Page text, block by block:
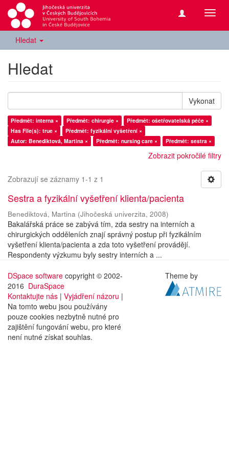
Hledat
Hledat
Vykonat
Předmět: interna × Předmět: chirurgie ×
Předmět: ošetřovatelská péče ×
Has File(s): true ×
Předmět: fyzikální vyšetření ×
Autor: Benediktová, Martina ×
Předmět: nursing care × Předmět: sestra ×
Zobrazit pokročilé filtry
Zobrazují se záznamy 1-1 z 1
Sestra a fyzikální vyšetření klienta/pacienta
Benediktová, Martina (Jihočeská univerzita, 2008)
Bakalářská práce se zabývá tím, zda sestry na interních a
chirurgických odděleních znají správný postup při fyzikálním
vyšetření klienta/pacienta a zda toto vyšetření provádějí.
Respondenty výzkumu byly sestry interních a ...
DSpace software copyright © 2002-
2016 DuraSpace
Kontaktujte nás | Vyjádření názoru |
Na tomto webu jsou používány
pouze cookies nezbytně nutné pro
zajištění fungování webu, pro které
není nutné získat souhlas.
Theme by